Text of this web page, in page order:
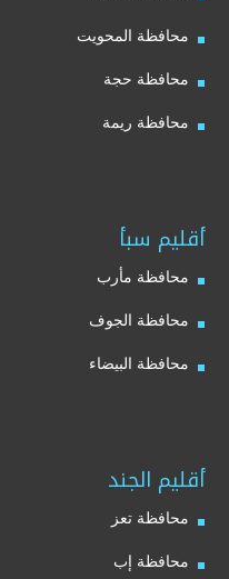
محافظة المحويت
محافظة حجة
محافظة ريمة
أقليم سبأ
محافظة مأرب
محافظة الجوف
محافظة البيضاء
أقليم الجند
محافظة تعز
محافظة إب